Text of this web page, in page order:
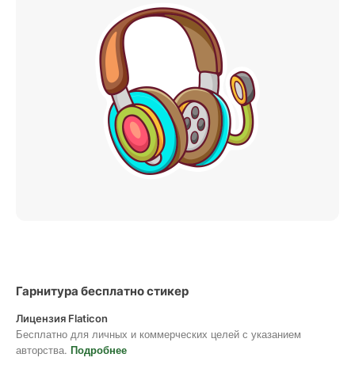
Гарнитура бесплатно стикер
Лицензия Flaticon
Бесплатно для личных и коммерческих целей с указанием
авторства. Подробнее